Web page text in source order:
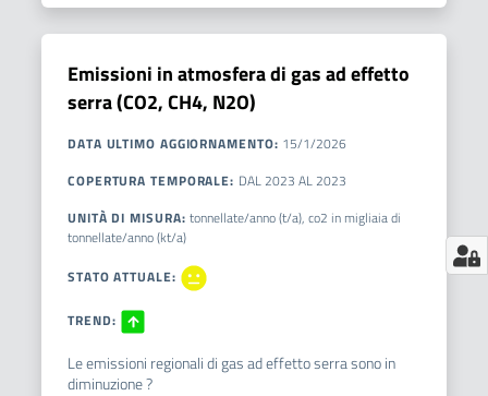
Emissioni in atmosfera di gas ad effetto
serra (CO2, CH4, N2O)
DATA ULTIMO AGGIORNAMENTO: 15/1/2026
COPERTURA TEMPORALE: DAL 2023 AL 2023
UNITÀ DI MISURA: tonnellate/anno (t/a), co2 in migliaia di
tonnellate/anno (kt/a)
STATO ATTUALE:
TREND:
Le emissioni regionali di gas ad effetto serra sono in
diminuzione ?